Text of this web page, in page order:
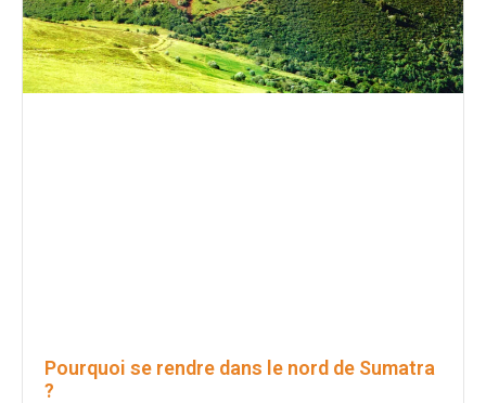
​Pourquoi se rendre dans le nord de Sumatra
?